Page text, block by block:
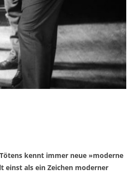
kennt immer neue »moderne
einst als ein Zeichen moderner